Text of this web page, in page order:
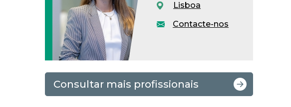
Contacte-nos
Lisboa
Consultar mais profissionais